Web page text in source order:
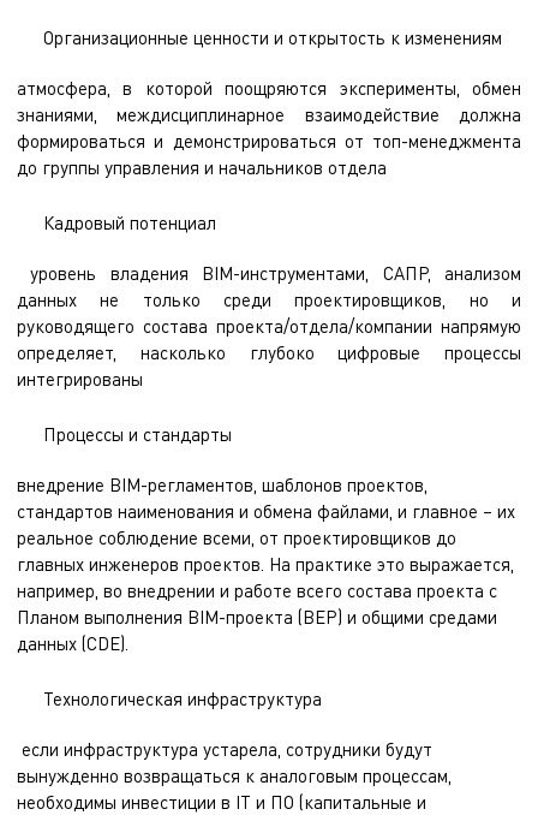
Организационные ценности и открытость к изменениям
атмосфера, в которой поощряются эксперименты, обмен
знаниями, междисциплинарное взаимодействие должна
формироваться и демонстрироваться от топ-менеджмента
до группы управления и начальников отдела
Кадровый потенциал
уровень владения BIM-инструментами, САПР, анализом
данных не только среди проектировщиков, но и
руководящего состава проекта/отдела/компании напрямую
определяет, насколько глубоко цифровые процессы
интегрированы
Процессы и стандарты
внедрение BIM-регламентов, шаблонов проектов,
стандартов наименования и обмена файлами, и главное – их
реальное соблюдение всеми, от проектировщиков до
главных инженеров проектов. На практике это выражается,
например, во внедрении и работе всего состава проекта с
Планом выполнения BIM-проекта (BEP) и общими средами
данных (CDE).
Технологическая инфраструктура
если инфраструктура устарела, сотрудники будут
вынужденно возвращаться к аналоговым процессам,
необходимы инвестиции в IТ и ПО (капитальные и